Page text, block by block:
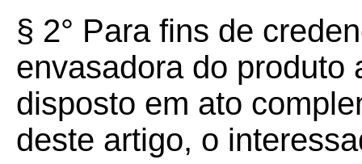
§ 2° Para fins de
envasadora do produto
disposto em ato
deste artigo, o